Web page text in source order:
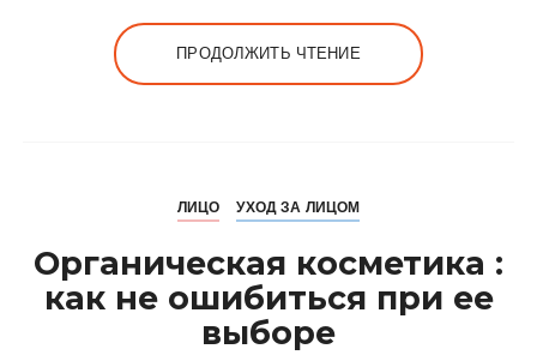
ПРОДОЛЖИТЬ ЧТЕНИЕ
ЛИЦО УХОД ЗА ЛИЦОМ
Органическая косметика :
как не ошибиться при ее
выборе